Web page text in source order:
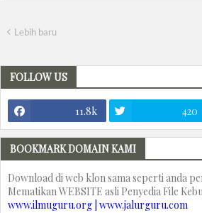
Lebih baru
FOLLOW US
11.8k 420
BOOKMARK DOMAIN KAMI
Download di web klon sama seperti anda
Mematikan WEBSITE asli Penyedia File
www.ilmuguru.org | www.jalurguru.com